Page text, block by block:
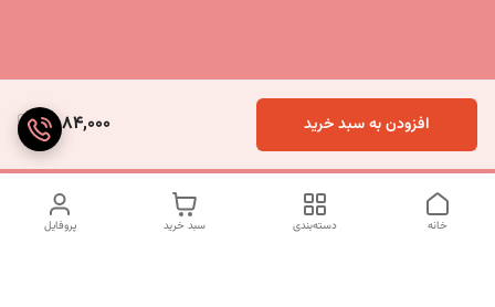
2,084,000 افزودن به سبد خرید
پروفایل سبد خرید دسته‌بندی خانه